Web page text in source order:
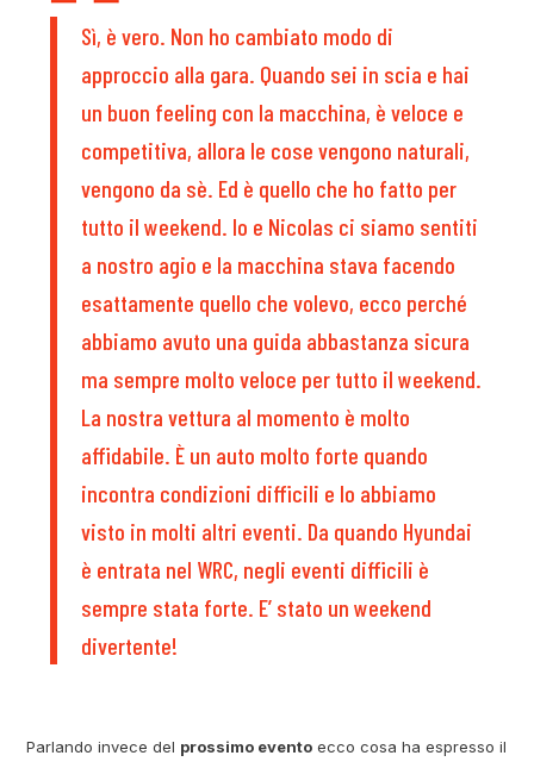
Sì, è vero. Non ho cambiato modo di
approccio alla gara. Quando sei in scia e hai
un buon feeling con la macchina, è veloce e
competitiva, allora le cose vengono naturali,
vengono da sè. Ed è quello che ho fatto per
tutto il weekend. Io e Nicolas ci siamo sentiti
a nostro agio e la macchina stava facendo
esattamente quello che volevo, ecco perché
abbiamo avuto una guida abbastanza sicura
ma sempre molto veloce per tutto il weekend.
La nostra vettura al momento è molto
affidabile. È un auto molto forte quando
incontra condizioni difficili e lo abbiamo
visto in molti altri eventi. Da quando Hyundai
è entrata nel WRC, negli eventi difficili è
sempre stata forte. E’ stato un weekend
divertente!
Parlando invece del prossimo evento ecco cosa ha espresso il